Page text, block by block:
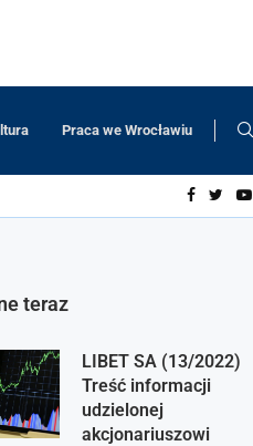
Praca we Wrocławiu
teraz
LIBET SA (13/2022)
Treść informacji
udzielonej
akcjonariuszowi